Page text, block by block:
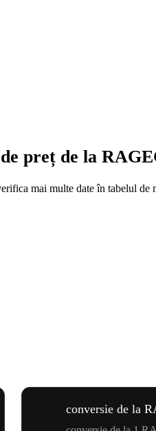
preț de la
mai multe date în tabelul de
conversie de la